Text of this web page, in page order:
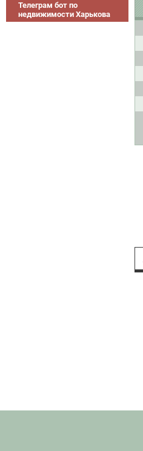
Телеграм бот по
недвижимости Харькова